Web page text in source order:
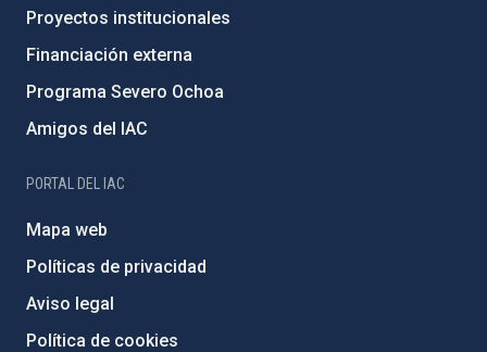
Proyectos institucionales
Financiación externa
Programa Severo Ochoa
Amigos del IAC
PORTAL DEL IAC
Mapa web
Políticas de privacidad
Aviso legal
Política de cookies